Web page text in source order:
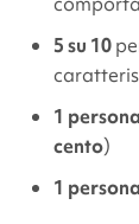
5 su 10
1
cento)
1